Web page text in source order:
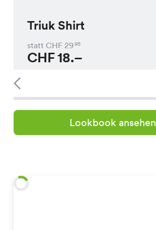
Triuk Shirt
statt CHF 2995
CHF18.–
Lookbook ansehen